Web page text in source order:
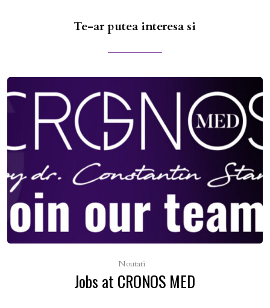
Te-ar putea interesa si
Noutati
Jobs at CRONOS MED